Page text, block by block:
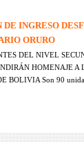
DE INGRESO
ORURO
DEL NIVEL
HOMENAJE A
BOLIVIA Son 90